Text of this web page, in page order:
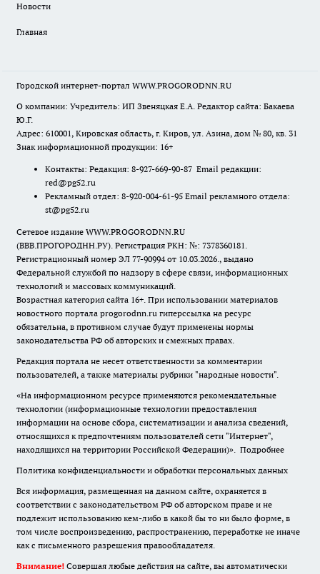
Новости
Главная
Городской интернет-портал WWW.PROGORODNN.RU
О компании: Учредитель: ИП Звеняцкая Е.А. Редактор сайта: Бакаева
Ю.Г.
Адрес: 610001, Кировская область, г. Киров, ул. Азина, дом № 80, кв. 31
Знак информационной продукции: 16+
Контакты: Редакция: 8-927-669-90-87 Email редакции:
red@pg52.ru
Рекламный отдел: 8-920-004-61-95 Email рекламного отдела:
st@pg52.ru
Сетевое издание WWW.PROGORODNN.RU
(ВВВ.ПРОГОРОДНН.РУ). Регистрация РКН: №: 7378360181.
Регистрационный номер ЭЛ 77-90994 от 10.03.2026., выдано
Федеральной службой по надзору в сфере связи, информационных
технологий и массовых коммуникаций.
Возрастная категория сайта 16+. При использовании материалов
новостного портала progorodnn.ru гиперссылка на ресурс
обязательна, в противном случае будут применены нормы
законодательства РФ об авторских и смежных правах.
Редакция портала не несет ответственности за комментарии
пользователей, а также материалы рубрики "народные новости".
«На информационном ресурсе применяются рекомендательные
технологии (информационные технологии предоставления
информации на основе сбора, систематизации и анализа сведений,
относящихся к предпочтениям пользователей сети "Интернет",
находящихся на территории Российской Федерации)». Подробнее
Политика конфиденциальности и обработки персональных данных
Вся информация, размещенная на данном сайте, охраняется в
соответствии с законодательством РФ об авторском праве и не
подлежит использованию кем-либо в какой бы то ни было форме, в
том числе воспроизведению, распространению, переработке не иначе
как с письменного разрешения правообладателя.
Внимание! Совершая любые действия на сайте, вы автоматически